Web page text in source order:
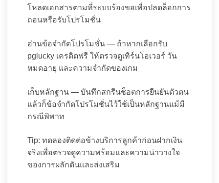
โหลดเอกสารตามที่ระบบร้องขอเพื่อปลดล็อกการ
ถอนหรือรับโปรโมชั่น
อ่านข้อจำกัดโปรโมชั่น — ถ้าหากเลือกรับ
pglucky เครดิตฟรี ให้ตรวจดูเทิร์นโอเวอร์ วัน
หมดอายุ และความจำกัดของเกม
เก็บหลักฐาน — บันทึกสกรีนช็อตการยืนยันตัวตน
แล้วก็ข้อจำกัดโปรโมชั่นไว้ใช้เป็นหลักฐานแม้มี
กรณีพิพาท
Tip: ทดลองติดต่อข้างบริการลูกค้าก่อนฝากเงิน
จริงเพื่อตรวจดูความพร้อมและความน่าวางใจ
ของการผลักดันและส่งเสริม